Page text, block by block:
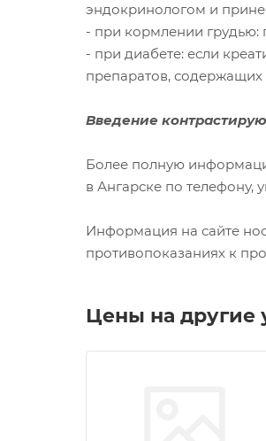
эндокринологом и
- при кормлении грудью:
- при диабете: если
препаратов,
Введение
Более полную
в Ангарске по телефону,
Информация на сайте
противопоказаниях к
Цены на другие